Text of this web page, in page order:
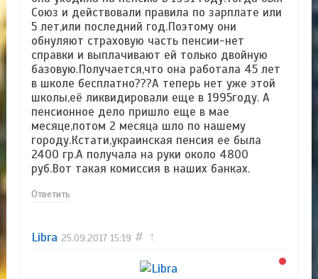
Союз и действовали правила по зарплате или
5 лет,или последний год.Поэтому они
обнуляют страховую часть пенсии-нет
справки и выплачивают ей только двойную
базовую.Получается,что она работала 45 лет
в школе бесплатно???А теперь нет уже этой
школы,её ликвидировали еще в 1995году. А
пенсионное дело пришло еще в мае
месяце,потом 2 месяца шло по нашему
городу.Кстати,украинская пенсия ее была
2400 гр.А получала на руки около 4800
руб.Вот такая комиссия в наших банках.
Ответить
Libra 25.09.2017 15:19 # ↑